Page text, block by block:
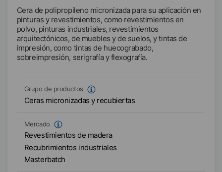
Cera de polipropileno micronizada para su aplicación en
pinturas y revestimientos, como revestimientos en
polvo, pinturas industriales, revestimientos
arquitectónicos, de muebles y de suelos, y tintas de
impresión, como tintas de huecograbado,
sobreimpresión, serigrafía y flexografía.
Grupo de productos
Ceras micronizadas y recubiertas
Mercado
Revestimientos de madera
Recubrimientos industriales
Masterbatch